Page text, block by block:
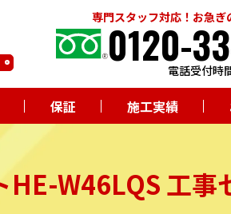
専門スタッフ対応！お急ぎ
0120-電話受付時
保証 施工実績
HE-W46LQS工事